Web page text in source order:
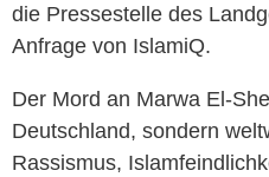
die Pressestelle des
Anfrage von IslamiQ.
Der Mord an Marwa El-
Deutschland, sondern
Rassismus,